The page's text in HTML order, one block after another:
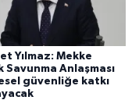
Yılmaz: Mekke
Savunma Anlaşması
güvenliğe katkı